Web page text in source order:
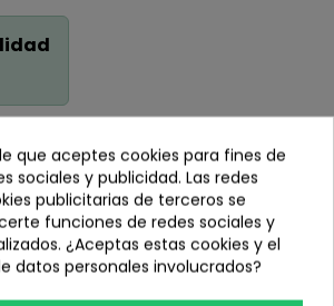
Añadir
que aceptes cookies para fines de
sociales y publicidad. Las redes
publicitarias de terceros se
funciones de redes sociales y
¿Aceptas estas cookies y el
datos personales involucrados?